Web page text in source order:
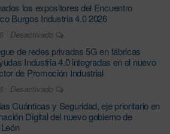
los expositores del Encuentro
Burgos Industria 4.0 2026
Desactivado
de redes privadas 5G en fábricas
Industria 4.0 integradas en el nuevo
de Promoción Industrial
Desactivado
Cuánticas y Seguridad, eje prioritario en
Digital del nuevo gobierno de